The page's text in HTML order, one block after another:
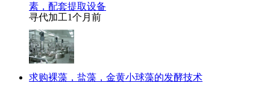
素，配套提取设备
寻代加工1个月前
求购裸藻，盐藻，金黄小球藻的发酵技术